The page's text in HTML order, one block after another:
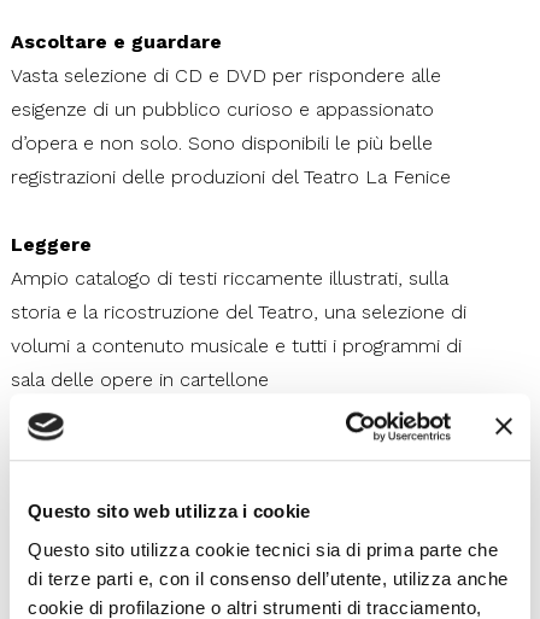
Questo sito web utilizza i cookie
Questo sito utilizza cookie tecnici sia di prima parte che
di terze parti e, con il consenso dell’utente, utilizza anche
cookie di profilazione o altri strumenti di tracciamento,
Ascoltare e guardare
Vasta selezione di CD e DVD per rispondere alle
esigenze di un pubblico curioso e appassionato
d’opera e non solo. Sono disponibili le più belle
registrazioni delle produzioni del Teatro La Fenice
Leggere
Ampio catalogo di testi riccamente illustrati, sulla
storia e la ricostruzione del Teatro, una selezione di
volumi a contenuto musicale e tutti i programmi di
sala delle opere in cartellone
Indossare
prodotti in esclusiva per il Teatro La Fenice
Regalare e regalarsi